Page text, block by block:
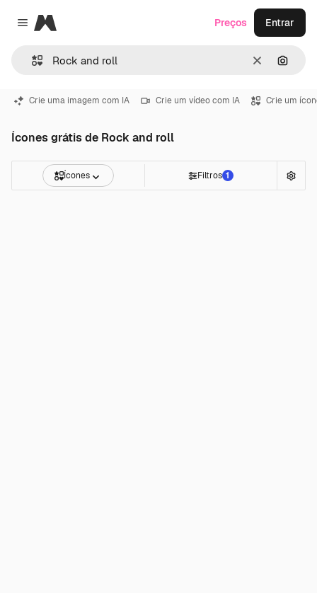
Close menu
Magnific
Limpar
Preços Entrar
Crie uma imagem com IA Crie um vídeo com IA Crie um
Ícones grátis de Rock and roll
Ícones Filtros 1